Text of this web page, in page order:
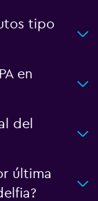
tipo
en
del
última